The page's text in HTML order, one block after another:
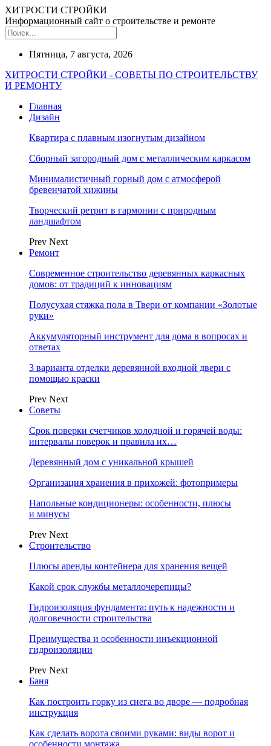
ХИТРОСТИ СТРОЙКИ
Информационный сайт о строительстве и ремонте
Пятница, 7 августа, 2026
ХИТРОСТИ СТРОЙКИ - СОВЕТЫ ПО СТРОИТЕЛЬСТВУ
И РЕМОНТУ
Главная
Дизайн
Квартира с плавным изогнутым дизайном
Сборный загородный дом с металлическим каркасом
Минималистичный горный дом с атмосферой
бревенчатой хижины
Творческий ретрит в гармонии с природным
ландшафтом
Prev Next
Ремонт
Современное строительство деревянных каркасных
домов: от традиций к инновациям
Полусухая стяжка пола в Твери от компании «Золотые
руки»
Аккумуляторный инструмент для дома в вопросах и
ответах
3 варианта отделки деревянной входной двери с
помощью краски
Prev Next
Советы
Срок поверки счетчиков холодной и горячей воды:
интервалы поверок и правила их…
Деревянный дом с уникальной крышей
Организация хранения в прихожей: фотопримеры
Напольные кондиционеры: особенности, плюсы
и минусы
Prev Next
Строительство
Плюсы аренды контейнера для хранения вещей
Какой срок службы металлочерепицы?
Гидроизоляция фундамента: путь к надежности и
долговечности строительства
Преимущества и особенности инъекционной
гидроизоляции
Prev Next
Баня
Как построить горку из снега во дворе — подробная
инструкция
Как сделать ворота своими руками: виды ворот и
особенности монтажа